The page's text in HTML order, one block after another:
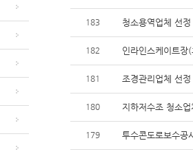
183 청소용역업체 선
182 인라인스케이트
181 조경관리업체 선
180 지하저수조 청소
179 투수콘도로보수공